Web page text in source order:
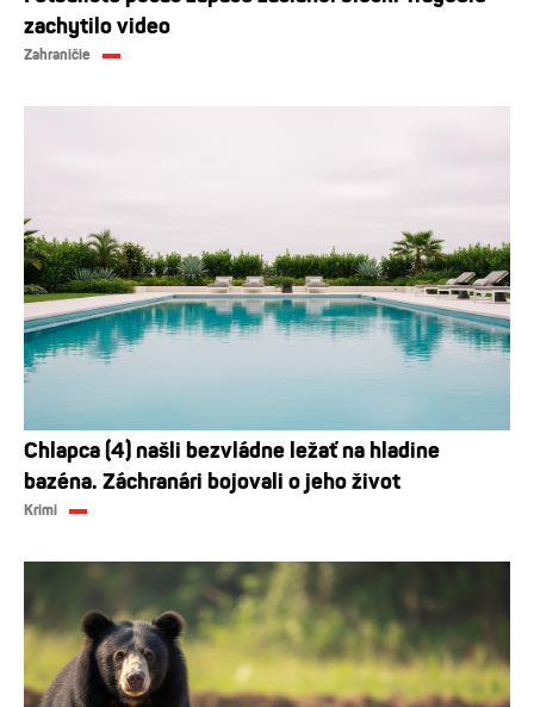
zachytilo video
Zahraničie
Chlapca (4) našli bezvládne ležať na hladine
bazéna. Záchranári bojovali o jeho život
Krimi